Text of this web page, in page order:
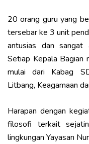
20 orang guru yang
tersebar ke 3 unit
antusias dan sangat
Setiap Kepala Bagian
mulai dari Kabag
Litbang, Keagamaan
Harapan dengan
filosofi terkait
lingkungan Yayasan